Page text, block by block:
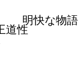
明快な物語
道性